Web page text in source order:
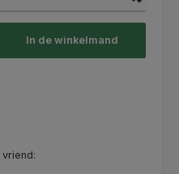
In de winkelmand